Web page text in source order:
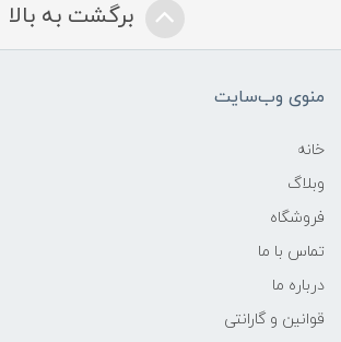
برگشت به بالا
منوی وب‌سایت
خانه
وبلاگ
فروشگاه
تماس با ما
درباره ما
قوانین و گارانتی